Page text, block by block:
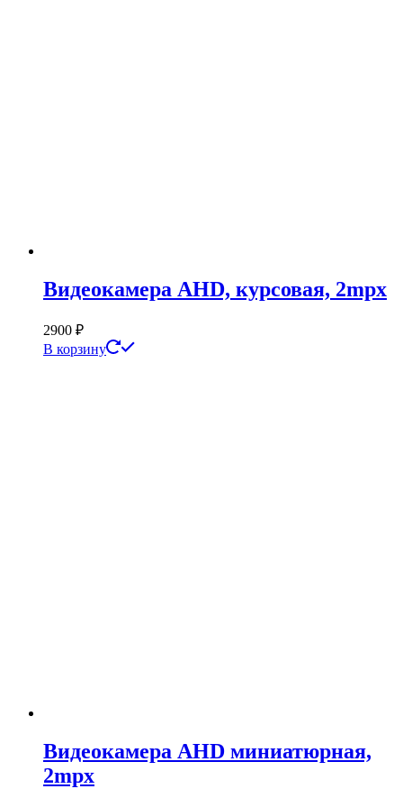
Видеокамера AHD, курсовая, 2mpx
2900 ₽
В корзину
Видеокамера AHD миниатюрная,
2mpx